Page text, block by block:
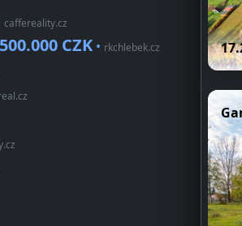
caffereality.cz
CZK • rkchlebek.cz